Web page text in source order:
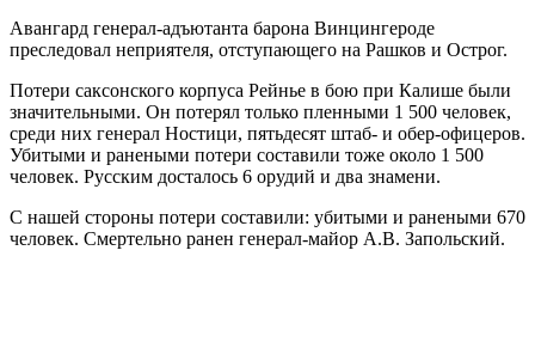
Авангард генерал-адъютанта барона Винцингероде
преследовал неприятеля, отступающего на Рашков и Острог.
Потери саксонского корпуса Рейнье в бою при Калише были
значительными. Он потерял только пленными 1 500 человек,
среди них генерал Ностици, пятьдесят штаб- и обер-офицеров.
Убитыми и ранеными потери составили тоже около 1 500
человек. Русским досталось 6 орудий и два знамени.
С нашей стороны потери составили: убитыми и ранеными 670
человек. Смертельно ранен генерал-майор А.В. Запольский.